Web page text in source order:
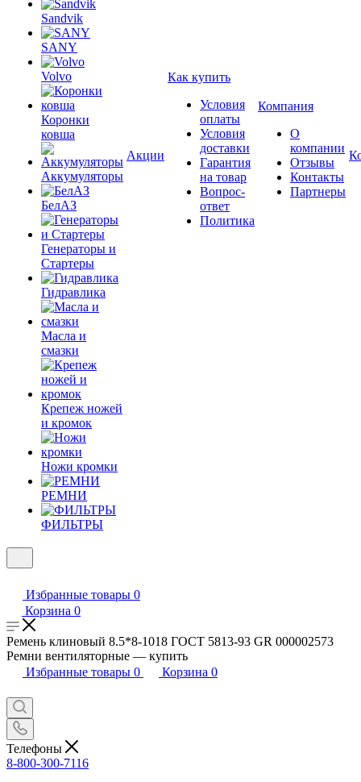
Sandvik
SANY
Volvo
Коронки
ковша
Аккумуляторы
БелАЗ
Генераторы и
Стартеры
Гидравлика
Масла и
смазки
Крепеж ножей
и кромок
Ножи кромки
РЕМНИ
ФИЛЬТРЫ
Акции
Как купить
Условия
оплаты
Условия
доставки
Гарантия
на товар
Вопрос-
ответ
Политика
Компания
О
компании
Отзывы
Контакты
Партнеры
Избранные товары 0
Корзина 0
Ремень клиновый 8.5*8-1018 ГОСТ 5813-93 GR 000002573
Ремни вентиляторные — купить
Избранные товары 0 Корзина 0
Телефоны
8-800-300-7116